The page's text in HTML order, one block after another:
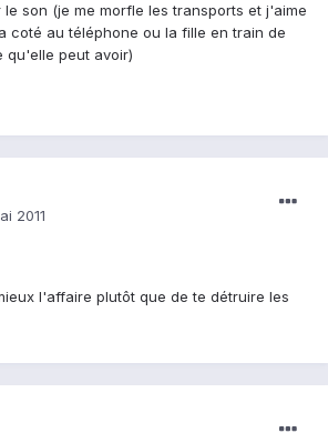
son (je me morfle les transports et j'aime
coté au téléphone ou la fille en train de
qu'elle peut avoir)
2011
l'affaire plutôt que de te détruire les